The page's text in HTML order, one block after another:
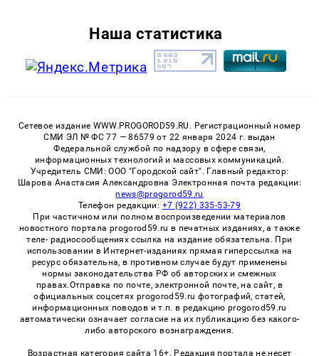
Наша статистика
Сетевое издание WWW.PROGOROD59.RU. Регистрационный номер
СМИ ЭЛ № ФС 77 — 86579 от 22 января 2024 г. выдан
Федеральной службой по надзору в сфере связи,
информационных технологий и массовых коммуникаций.
Учредитель СМИ: ООО "Городской сайт". Главный редактор:
Шарова Анастасия Александровна Электронная почта редакции:
news@progorod59.ru
Телефон редакции: +7 (922) 335-53-79
При частичном или полном воспроизведении материалов
новостного портала progorod59.ru в печатных изданиях, а также
теле- радиосообщениях ссылка на издание обязательна. При
использовании в Интернет-изданиях прямая гиперссылка на
ресурс обязательна, в противном случае будут применены
нормы законодательства РФ об авторских и смежных
правах.Отправка по почте, электронной почте, на сайт, в
официальных соцсетях progorod59.ru фотографий, статей,
информационных поводов и т.п. в редакцию progorod59.ru
автоматически означает согласие на их публикацию без какого-
либо авторского вознаграждения.
Возрастная категория сайта 16+. Редакция портала не несет